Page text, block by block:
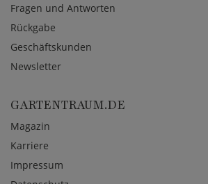
Fragen und Antworten
Rückgabe
Geschäftskunden
Newsletter
GARTENTRAUM.DE
Magazin
Karriere
Impressum